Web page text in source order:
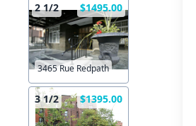
2 1/2 $1495.00
3465 Rue Redpath
3 1/2 $1395.00